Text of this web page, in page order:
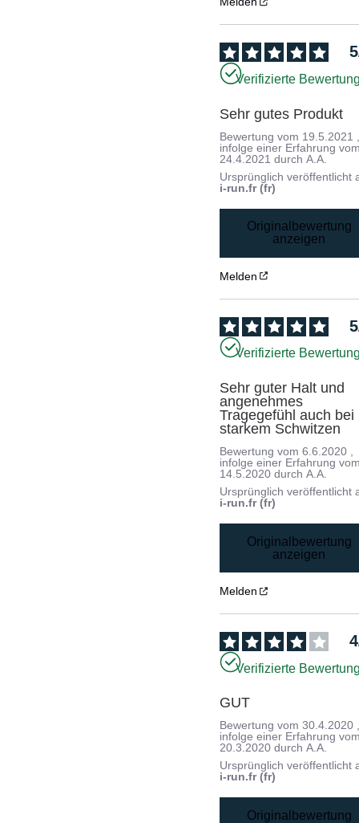
5
Verifizierte
Sehr gutes Produkt
Bewertung vom 19.5.2021
infolge einer Erfahrung
24.4.2021 durchA.A.
Ursprünglich veröffentlicht
i-run.fr (fr)
Originalbewertung
anzeigen
Melden
5
Verifizierte
Sehr guter Halt und
angenehmes
Tragegefühl auch bei
starkem Schwitzen
Bewertung vom6.6.2020
infolge einer Erfahrung
14.5.2020 durchA.A.
Ursprünglich veröffentlicht
i-run.fr (fr)
Originalbewertung
anzeigen
Melden
4
Verifizierte
GUT
Bewertung vom30.4.2020
infolge einer Erfahrung
20.3.2020 durchA.A.
Ursprünglich veröffentlicht
i-run.fr (fr)
Originalbewertung